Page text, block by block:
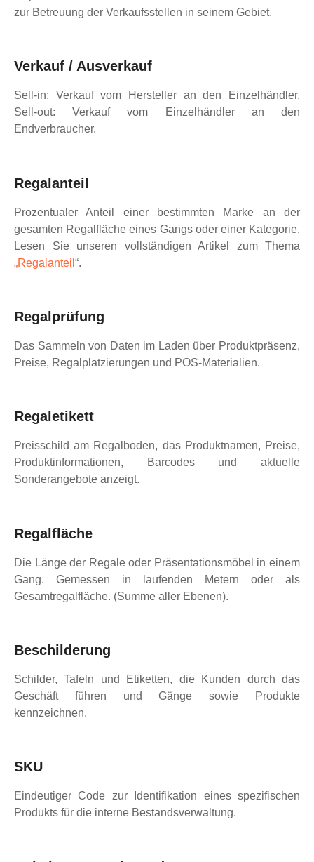
zur Betreuung der Verkaufsstellen in seinem Gebiet.
Verkauf / Ausverkauf
Sell-in: Verkauf vom Hersteller an den Einzelhändler.
Sell-out: Verkauf vom Einzelhändler an den
Endverbraucher.
Regalanteil
Prozentualer Anteil einer bestimmten Marke an der
gesamten Regalfläche eines Gangs oder einer Kategorie.
Lesen Sie unseren vollständigen Artikel zum Thema
„Regalanteil “.
Regalprüfung
Das Sammeln von Daten im Laden über Produktpräsenz,
Preise, Regalplatzierungen und POS-Materialien.
Regaletikett
Preisschild am Regalboden, das Produktnamen, Preise,
Produktinformationen, Barcodes und aktuelle
Sonderangebote anzeigt.
Regalfläche
Die Länge der Regale oder Präsentationsmöbel in einem
Gang. Gemessen in laufenden Metern oder als
Gesamtregalfläche. (Summe aller Ebenen).
Beschilderung
Schilder, Tafeln und Etiketten, die Kunden durch das
Geschäft führen und Gänge sowie Produkte
kennzeichnen.
SKU
Eindeutiger Code zur Identifikation eines spezifischen
Produkts für die interne Bestandsverwaltung.